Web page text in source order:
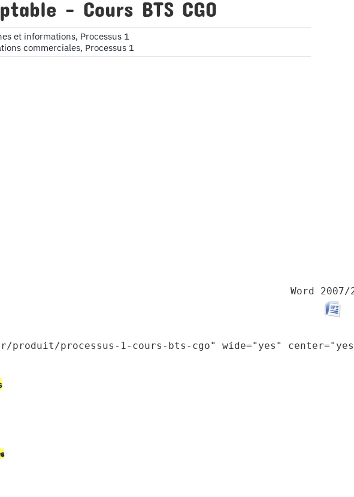
– Cours BTS CGO
et informations, Processus 1
commerciales, Processus 1
Word 2007/
processus-1-cours-bts-cgo" wide="yes"